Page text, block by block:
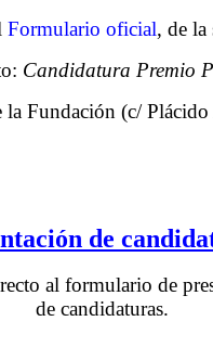
Formulario oficial, de la
Candidatura Premio
la Fundación (c/
de
al formulario de
de candidaturas.